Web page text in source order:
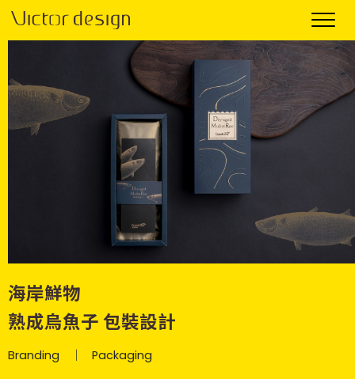
海岸鮮物
熟成烏魚子 包裝設計
Branding Packaging